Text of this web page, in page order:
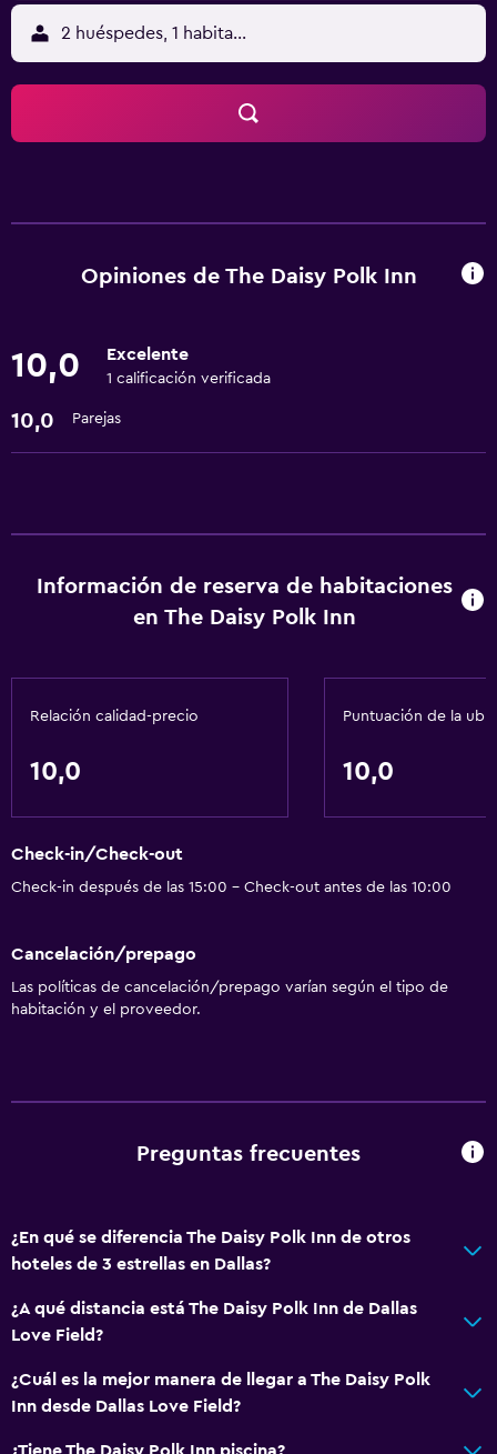
2 huéspedes, 1 habitación
Opiniones de The Daisy Polk Inn
10,0 Excelente
1 calificación verificada
10,0 Parejas
Información de reserva de habitaciones
en The Daisy Polk Inn
Relación calidad-precio
10,0
Puntuación de la
10,0
Check-in/Check-out
Check-in después de las 15:00 - Check-out antes de las 10:00
Cancelación/prepago
Las políticas de cancelación/prepago varían según el tipo de
habitación y el proveedor.
Preguntas frecuentes
¿En qué se diferencia The Daisy Polk Inn de otros
hoteles de 3 estrellas en Dallas?
¿A qué distancia está The Daisy Polk Inn de Dallas
Love Field?
¿Cuál es la mejor manera de llegar a The Daisy Polk
Inn desde Dallas Love Field?
¿Tiene The Daisy Polk Inn piscina?